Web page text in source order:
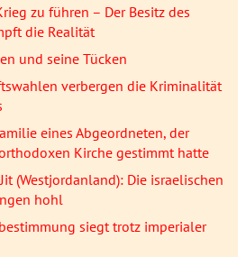
zu führen – Der Besitz des
die Realität
und seine Tücken
verbergen die Kriminalität
eines Abgeordneten, der
Kirche gestimmt hatte
(Westjordanland): Die israelischen
hohl
siegt trotz imperialer